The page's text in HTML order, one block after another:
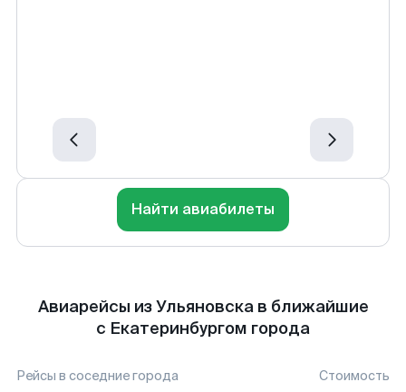
Найти авиабилеты
Авиарейсы из Ульяновска в ближайшие
с Екатеринбургом города
Рейсы в соседние города Стоимость